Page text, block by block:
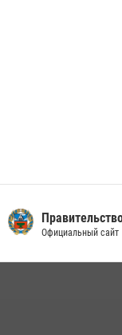
Официальный сайт